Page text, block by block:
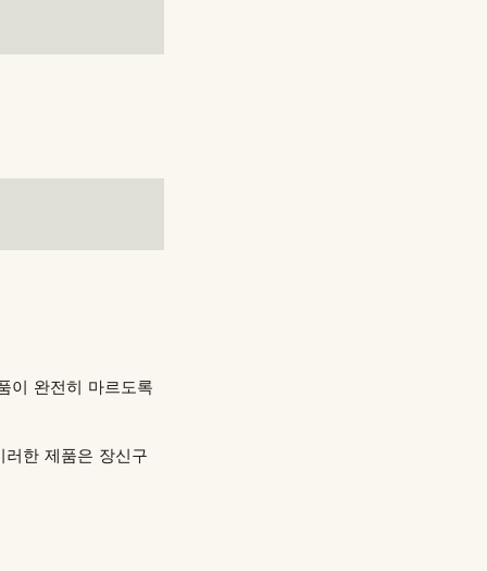
이 완전히 마르도록
한 제품은 장신구